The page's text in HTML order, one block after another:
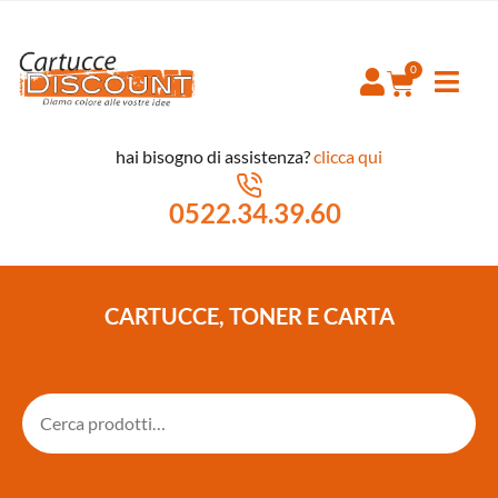
hai bisogno di assistenza?clicca qui
0522.34.39.60
CARTUCCE, TONER E CARTA